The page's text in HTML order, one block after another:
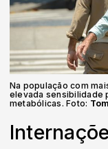
Na população com
elevada sensibilidade
metabólicas. Foto: